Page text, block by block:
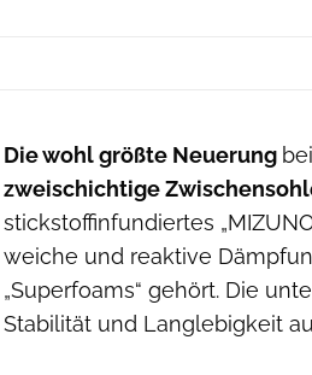
Die wohl größte Neuerung
zweischichtige
stickstoffinfundiertes
weiche und reaktive
„Superfoams“ gehört. Die
Stabilität und Langlebigkeit